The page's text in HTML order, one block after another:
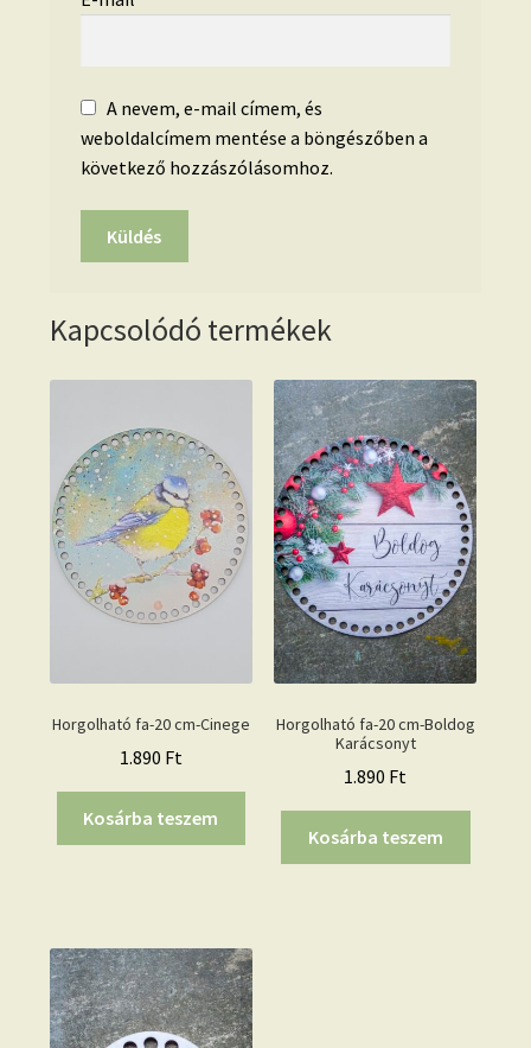
A nevem, e-mail címem, és
weboldalcímem mentése a böngészőben a
következő hozzászólásomhoz.
Kapcsolódó termékek
Horgolható fa-20 cm-Cinege
1.890 Ft
Kosárba teszem
Horgolható fa-20 cm-Boldog
Karácsonyt
1.890 Ft
Kosárba teszem